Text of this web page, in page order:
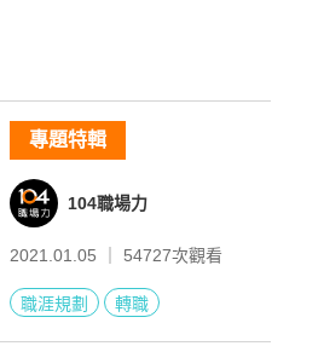
專題特輯
104職場力
2021.01.05 ｜ 54727次觀看
職涯規劃 轉職